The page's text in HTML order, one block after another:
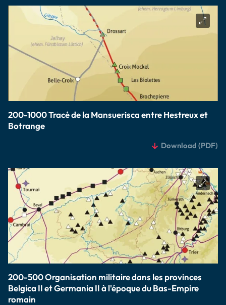
200-1000 Tracé de la Mansuerisca entre Hestreux et
Botrange
Download (PDF)
200-500 Organisation militaire dans les provinces
Belgica II et Germania II à l'époque du Bas-Empire
romain